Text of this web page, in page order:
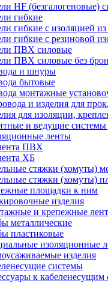
HF (безгалогеновые)
гибкие
гибкие с изоляцией из
гибкие с резиновой
ПВХ силовые
ПВХ силовые без
и шнуры
бытовые
монтажные
и изделия для
для изоляции,
и ведущие системы
ленты
ПВХ
ХБ
стяжки (хомуты)
стяжки (хомуты)
площадки к ним
изделия
и крепежные
металлические
пластиковые
изоляционные
изделия
системы
к кабеленесущим